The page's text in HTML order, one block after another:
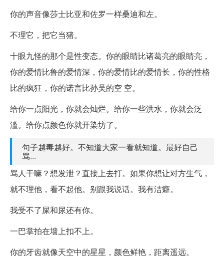
你的声音像莎士比亚和佐罗一样桑迪和左。
不理它，把它当猪。
十眼九怪的那个是性变态。你的眼睛比诸葛亮的眼睛亮，
你的爱情比鲁的爱情深，你的爱情比的爱情长，你的性格
比的疯狂，你的诺言比孙吴的空 空。
给你一点阳光，你就会灿烂。给你一些洪水，你就会泛
滥。给你点颜色你就开染坊了。
句子越毒越好。不知道大家一看就知道。最好自己
骂...
骂人干嘛？想发泄？直接上去打。如果你想让对方生气，
就不理他，看不起他。别跟我说话。我有洁癖。
我受不了屎和尿还有你。
一巴掌拍在墙上扣不上。
你的牙齿就像天空中的星星，颜色鲜艳，距离遥远。